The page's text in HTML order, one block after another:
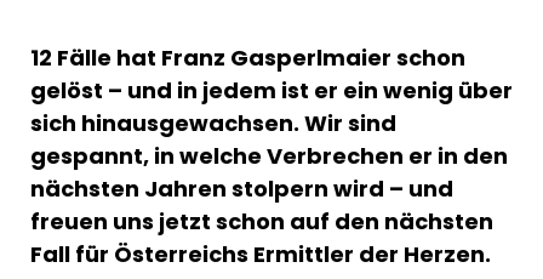
12 Fälle hat Franz Gasperlmaier schon
gelöst – und in jedem ist er ein wenig über
sich hinausgewachsen. Wir sind
gespannt, in welche Verbrechen er in den
nächsten Jahren stolpern wird – und
freuen uns jetzt schon auf den nächsten
Fall für Österreichs Ermittler der Herzen.